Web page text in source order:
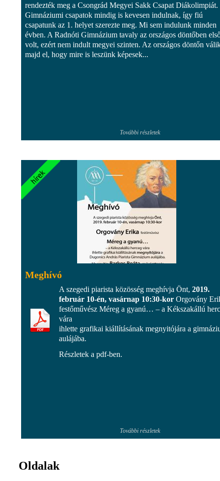
rendezték meg a Csongrád Megyei Sakk Csapat Diákolimpiát.
Gimnáziumi csapatok mindig is kevesen indulnak, így fiú
csapatunk az 1. helyet szerezte meg. Mi sem indulunk minden
évben. A Radnóti Gimnázium tavaly az országos döntőben
volt, ezért nem indult megyei szinten. Az országos döntőn
majd el, hogy mire is leszünk képesek...
További részletek
Meghívó
A szegedi piarista közösség meghívja Önt, 2019.
február 10-én, vasárnap 10:30-kor Orgovány
festőművész Méreg a gyanú… – a Kékszakállú
vára
ihlette grafikai kiállításának megnyitójára a
aulájába.
Részletek a pdf-ben.
További részletek
Oldalak